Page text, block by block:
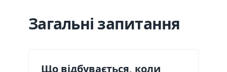
Загальні запитання
Що відбувається, коли